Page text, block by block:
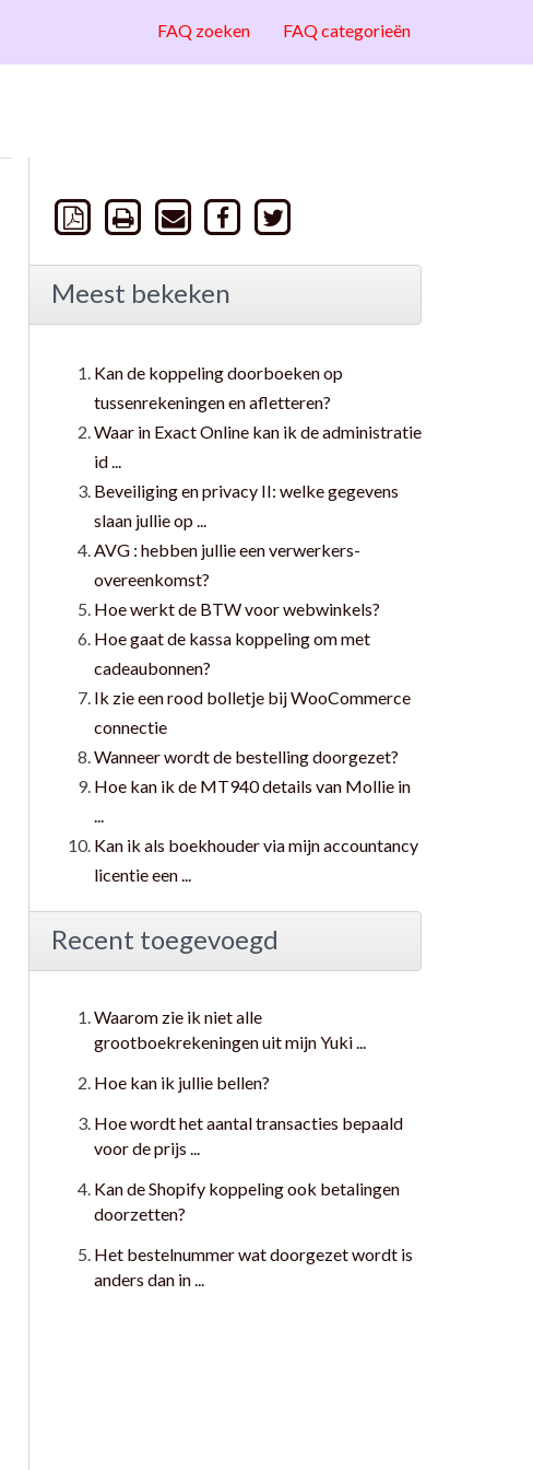
FAQ zoeken FAQ categorieën
Meest bekeken
Kan de koppeling doorboeken op
tussenrekeningen en afletteren?
Waar in Exact Online kan ik de administratie
id ...
Beveiliging en privacy II: welke gegevens
slaan jullie op ...
AVG : hebben jullie een verwerkers-
overeenkomst?
Hoe werkt de BTW voor webwinkels?
Hoe gaat de kassa koppeling om met
cadeaubonnen?
Ik zie een rood bolletje bij WooCommerce
connectie
Wanneer wordt de bestelling doorgezet?
Hoe kan ik de MT940 details van Mollie in
Kan ik als boekhouder via mijn accountancy
licentie een ...
Recent toegevoegd
Waarom zie ik niet alle
grootboekrekeningen uit mijn Yuki ...
Hoe kan ik jullie bellen?
Hoe wordt het aantal transacties bepaald
voor de prijs ...
Kan de Shopify koppeling ook betalingen
doorzetten?
Het bestelnummer wat doorgezet wordt is
anders dan in ...